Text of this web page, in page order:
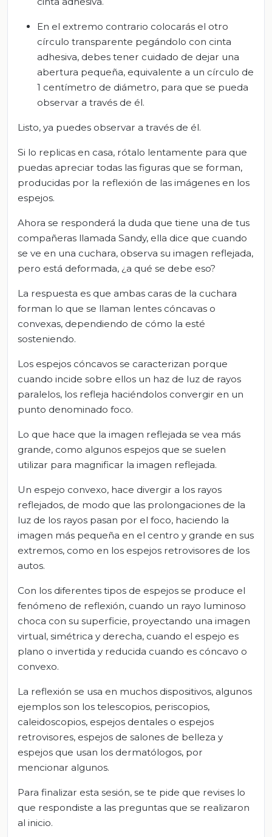
En el extremo contrario colocarás el otro
círculo transparente pegándolo con cinta
adhesiva, debes tener cuidado de dejar una
abertura pequeña, equivalente a un círculo de
1 centímetro de diámetro, para que se pueda
observar a través de él.
Listo, ya puedes observar a través de él.
Si lo replicas en casa, rótalo lentamente para que
puedas apreciar todas las figuras que se forman,
producidas por la reflexión de las imágenes en los
espejos.
Ahora se responderá la duda que tiene una de tus
compañeras llamada Sandy, ella dice que cuando
se ve en una cuchara, observa su imagen reflejada,
pero está deformada, ¿a qué se debe eso?
La respuesta es que ambas caras de la cuchara
forman lo que se llaman lentes cóncavas o
convexas, dependiendo de cómo la esté
sosteniendo.
Los espejos cóncavos se caracterizan porque
cuando incide sobre ellos un haz de luz de rayos
paralelos, los refleja haciéndolos convergir en un
punto denominado foco.
Lo que hace que la imagen reflejada se vea más
grande, como algunos espejos que se suelen
utilizar para magnificar la imagen reflejada.
Un espejo convexo, hace divergir a los rayos
reflejados, de modo que las prolongaciones de la
luz de los rayos pasan por el foco, haciendo la
imagen más pequeña en el centro y grande en sus
extremos, como en los espejos retrovisores de los
autos.
Con los diferentes tipos de espejos se produce el
fenómeno de reflexión, cuando un rayo luminoso
choca con su superficie, proyectando una imagen
virtual, simétrica y derecha, cuando el espejo es
plano o invertida y reducida cuando es cóncavo o
convexo.
La reflexión se usa en muchos dispositivos, algunos
ejemplos son los telescopios, periscopios,
caleidoscopios, espejos dentales o espejos
retrovisores, espejos de salones de belleza y
espejos que usan los dermatólogos, por
mencionar algunos.
Para finalizar esta sesión, se te pide que revises lo
que respondiste a las preguntas que se realizaron
al inicio.